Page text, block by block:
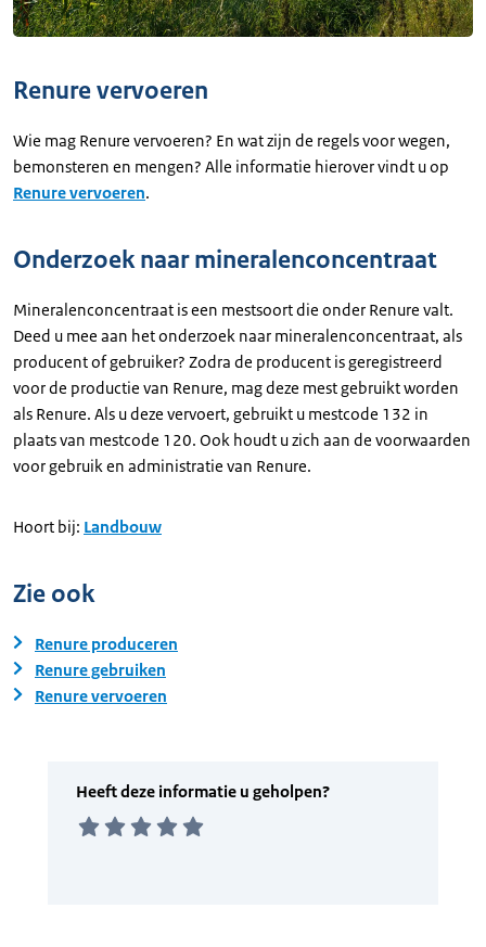
Renure vervoeren
Wie mag Renure vervoeren? En wat zijn de regels voor wegen,
bemonsteren en mengen? Alle informatie hierover vindt u op
Renure vervoeren.
Onderzoek naar mineralenconcentraat
Mineralenconcentraat is een mestsoort die onder Renure valt.
Deed u mee aan het onderzoek naar mineralenconcentraat, als
producent of gebruiker? Zodra de producent is geregistreerd
voor de productie van Renure, mag deze mest gebruikt worden
als Renure. Als u deze vervoert, gebruikt u mestcode 132 in
plaats van mestcode 120. Ook houdt u zich aan de voorwaarden
voor gebruik en administratie van Renure.
Hoort bij: Landbouw
Zie ook
Renure produceren
Renure gebruiken
Renure vervoeren